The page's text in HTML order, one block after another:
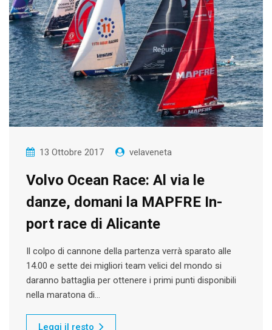
13 Ottobre 2017 velaveneta
Volvo Ocean Race: Al via le
danze, domani la MAPFRE In-
port race di Alicante
Il colpo di cannone della partenza verrà sparato alle
14.00 e sette dei migliori team velici del mondo si
daranno battaglia per ottenere i primi punti disponibili
nella maratona di…
Leggi il resto